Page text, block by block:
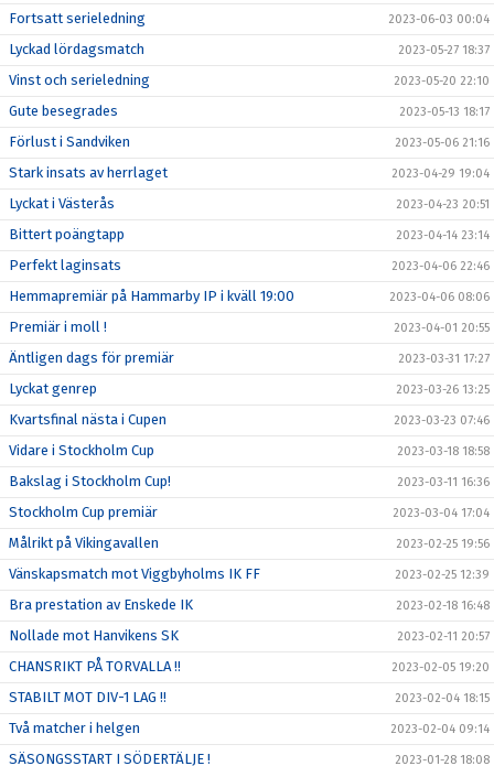
Fortsatt serieledning 2023-06-03 00:04
Lyckad lördagsmatch 2023-05-27 18:37
Vinst och serieledning 2023-05-20 22:10
Gute besegrades 2023-05-13 18:17
Förlust i Sandviken 2023-05-06 21:16
Stark insats av herrlaget 2023-04-29 19:04
Lyckat i Västerås 2023-04-23 20:51
Bittert poängtapp 2023-04-14 23:14
Perfekt laginsats 2023-04-06 22:46
Hemmapremiär på Hammarby IP i kväll 19:00 2023-04-06 08:06
Premiär i moll ! 2023-04-01 20:55
Äntligen dags för premiär 2023-03-31 17:27
Lyckat genrep 2023-03-26 13:25
Kvartsfinal nästa i Cupen 2023-03-23 07:46
Vidare i Stockholm Cup 2023-03-18 18:58
Bakslag i Stockholm Cup! 2023-03-11 16:36
Stockholm Cup premiär 2023-03-04 17:04
Målrikt på Vikingavallen 2023-02-25 19:56
Vänskapsmatch mot Viggbyholms IK FF 2023-02-25 12:39
Bra prestation av Enskede IK 2023-02-18 16:48
Nollade mot Hanvikens SK 2023-02-11 20:57
CHANSRIKT PÅ TORVALLA !! 2023-02-05 19:20
STABILT MOT DIV-1 LAG !! 2023-02-04 18:15
Två matcher i helgen 2023-02-04 09:14
SÄSONGSSTART I SÖDERTÄLJE ! 2023-01-28 18:08